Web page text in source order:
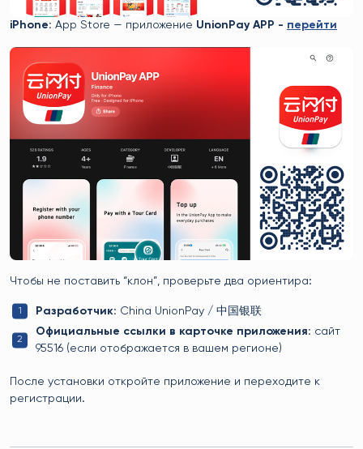
iPhone: App Store — приложение UnionPay APP - перейти
Чтобы не поставить “клон”, проверьте два ориентира:
Разработчик: China UnionPay / 中国银联
Официальные ссылки в карточке приложения: сайт
95516 (если отображается в вашем регионе)
После установки откройте приложение и переходите к
регистрации.